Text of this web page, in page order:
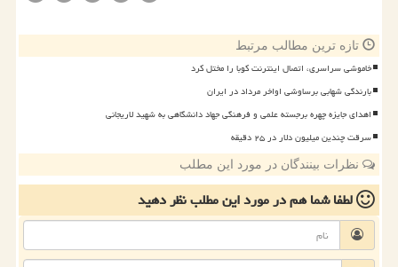
تازه ترین مطالب مرتبط
خاموشی سراسری، اتصال اینترنت کوبا را مختل کرد
بارندگی شهابی برساوشی اواخر مرداد در ایران
اهدای جایزه چهره برجسته علمی و فرهنگی جهاد دانشگاهی به شهید لاریجانی
سرقت چندین میلیون دلار در ۲۵ دقیقه
نظرات بینندگان در مورد این مطلب
لطفا شما همدر مورد این مطلبنظر دهید